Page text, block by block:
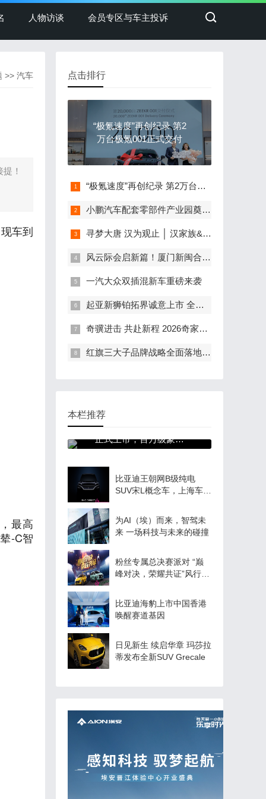
人物访谈 会员专区与车主投诉
>> 汽车
！
车到
最高
-C智
点击排行
“极氪速度”再创纪录 第2
万台极氪001正式交付
“极氪速度”再创纪录 第2万台极氪001正式交付
小鹏汽车配套零部件产业园奠基，打造世界级新能源智能汽车集群
寻梦大唐 汉为观止 │ 汉家族&2022款唐EV新车上市发布会，敬请期待！
风云际会启新篇！厦门新闽合奇瑞风云体验中心盛大开业
一汽大众双插混新车重磅来袭
起亚新狮铂拓界诚意上市 全国统一“焕新一口价”10.99万元起
奇骥进击 共赴新程 2026奇家宴在福州盛大举行
红旗三大子品牌战略全面落地 豪华出行生态进阶新篇章
本栏推荐
128万元起，仰望 U8L
正式上市，百万级豪华
新标杆登场！
比亚迪王朝网B级纯电
SUV宋L概念车，上海车展
为AI（埃）而来，智驾未
来 一场科技与未来的碰撞
粉丝专属总决赛派对 “巅
峰对决，荣耀共证”风行
比亚迪海豹上市中国香港
唤醒赛道基因
日见新生 续启华章 玛莎拉
蒂发布全新SUV Grecale